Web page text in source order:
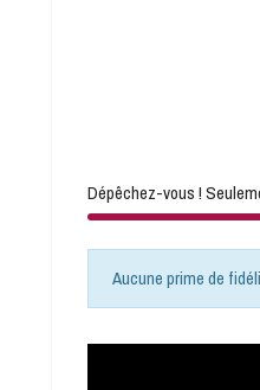
Dépêchez-vous !
Aucune prime de